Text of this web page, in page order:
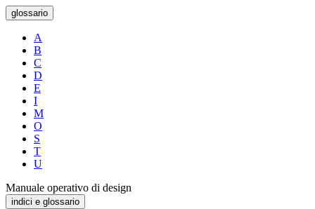
glossario
A
B
C
D
E
I
M
O
S
T
U
Manuale operativo di design
indici e glossario